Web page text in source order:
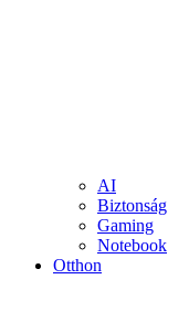
AI
Biztonság
Gaming
Notebook
Otthon